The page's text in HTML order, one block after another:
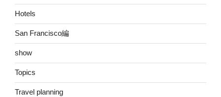
Hotels
San Francisco編
show
Topics
Travel planning